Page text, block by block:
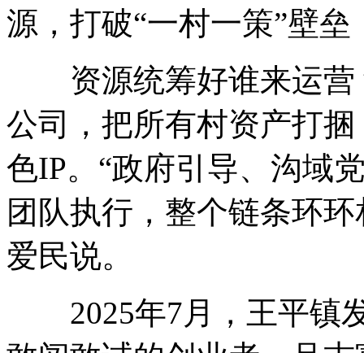
源，打破“一村一策”壁
资源统筹好谁来运营
公司，把所有村资产打
色IP。“政府引导、沟域
团队执行，整个链条环
爱民说。
2025年7月，王平镇发